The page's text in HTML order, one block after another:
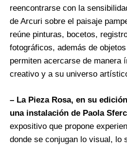
reencontrarse con la
de Arcuri sobre el paisaje
reúne pinturas, bocetos,
fotográficos, además de
permiten acercarse de manera
creativo y a su universo
– La Pieza Rosa, en su
una instalación de Paola
expositivo que propone
donde se conjugan lo visual, lo